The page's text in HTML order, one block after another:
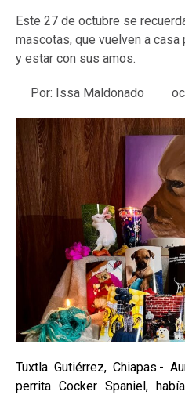
Este 27 de octubre se
mascotas, que vuelven a
y estar con sus amos.
Por: Issa Maldonado
Tuxtla Gutiérrez, Chiapas.-
perrita Cocker Spaniel,